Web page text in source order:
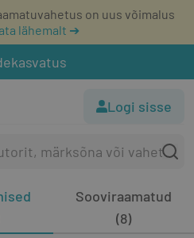
on uus võimalus
lähemalt ➔
Logi sisse
Sooviraamatud
(8)